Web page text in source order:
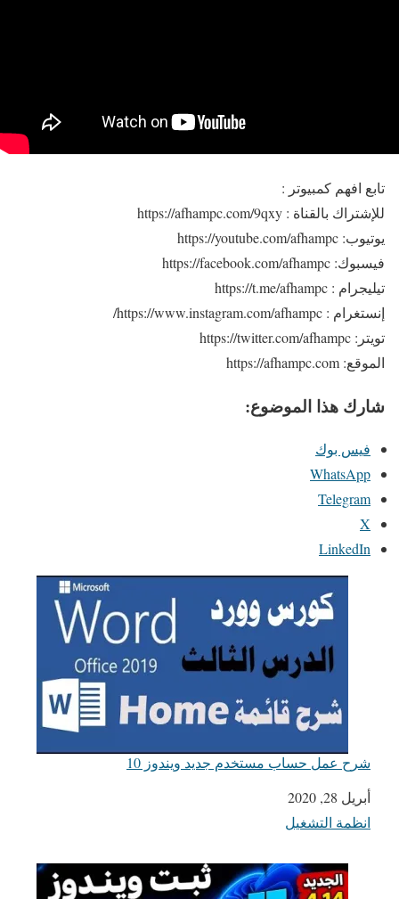
تابع افهم كمبيوتر :
للإشتراك بالقناة : https://afhampc.com/9qxy
يوتيوب: https://youtube.com/afhampc
فيسبوك: https://facebook.com/afhampc
تيليجرام : https://t.me/afhampc
إنستغرام : https://www.instagram.com/afhampc/
تويتر: https://twitter.com/afhampc
الموقع: https://afhampc.com
شارك هذا الموضوع:
فيس بوك
WhatsApp
Telegram
X
LinkedIn
شرح عمل حساب مستخدم جديد ويندوز 10
التاريخ
أبريل 28, 2020
في ما يتعلق بما يأتي
انظمة التشغيل